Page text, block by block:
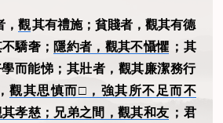
觀其有禮施；貧賤者，觀其有德
驕奢； 隱約者，觀其不懾懼 ；其
而能悌；其壯者，觀其廉潔務行
觀其思慎而□，強其所不足而不
孝慈；兄弟之間，觀其和友 ；君